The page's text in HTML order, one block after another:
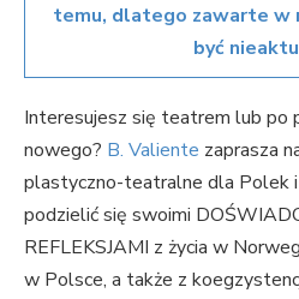
temu, dlatego zawarte w
być
Interesujesz się teatrem lub po
nowego? B. Valiente zaprasza
plastyczno-teatralne dla Polek i
podzielić się swoimi
REFLEKSJAMI z życia w
w Polsce, a także z